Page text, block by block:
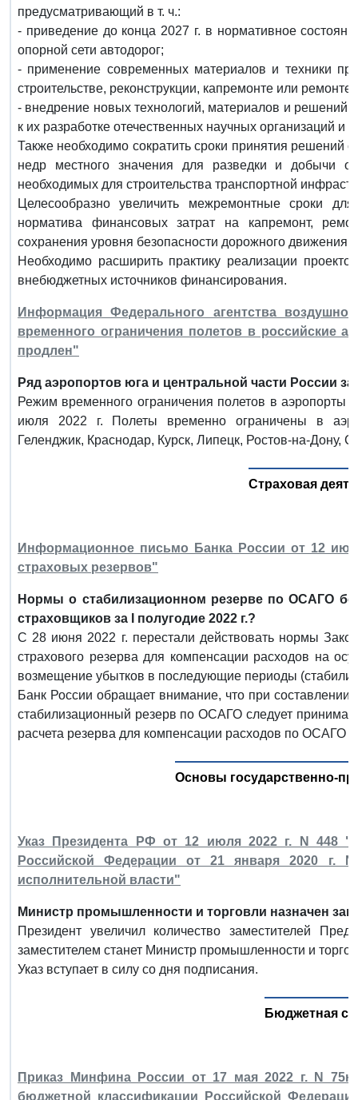
предусматривающий в т. ч.:
- приведение до конца 2027 г. в нормативное
опорной сети автодорог;
- применение современных материалов и техники
строительстве, реконструкции, капремонте или ремонте
- внедрение новых технологий, материалов и решений
к их разработке отечественных научных организаций и
Также необходимо сократить сроки принятия решений
недр местного значения для разведки и добычи
необходимых для строительства транспортной
Целесообразно увеличить межремонтные сроки
норматива финансовых затрат на капремонт,
сохранения уровня безопасности дорожного движения.
Необходимо расширить практику реализации
внебюджетных источников финансирования.
Информация Федерального агентства
временного ограничения полетов в российские
продлен"
Ряд аэропортов юга и центральной части России
Режим временного ограничения полетов в аэропорты
июля 2022 г. Полеты временно ограничены в
Геленджик, Краснодар, Курск, Липецк, Ростов-на-Дону,
Страховая
Информационное письмо Банка России от 12
страховых резервов"
Нормы о стабилизационном резерве по ОСАГО
страховщиков за I полугодие 2022 г.?
С 28 июня 2022 г. перестали действовать нормы
страхового резерва для компенсации расходов на
возмещение убытков в последующие периоды
Банк России обращает внимание, что при составлении
стабилизационный резерв по ОСАГО следует
расчета резерва для компенсации расходов по ОСАГО
Основы государственно-
Указ Президента РФ от 12 июля 2022 г. N 448
Российской Федерации от 21 января 2020 г.
исполнительной власти"
Министр промышленности и торговли назначен
Президент увеличил количество заместителей
заместителем станет Министр промышленности и
Указ вступает в силу со дня подписания.
Бюджетная
Приказ Минфина России от 17 мая 2022 г. N
бюджетной классификации Российской